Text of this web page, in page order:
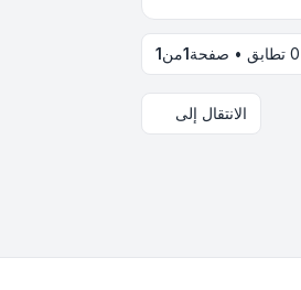
1من1
الانتقال إلى